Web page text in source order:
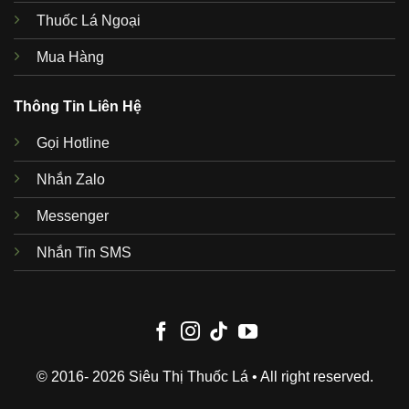
Thuốc Lá Ngoại
Mua Hàng
Thông Tin Liên Hệ
Gọi Hotline
Nhắn Zalo
Messenger
Nhắn Tin SMS
© 2016- 2026 Siêu Thị Thuốc Lá • All right reserved.